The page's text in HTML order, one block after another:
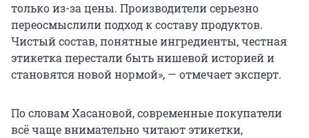
только из-за цены. Производители серьезно
переосмыслили подход к составу продуктов.
Чистый состав, понятные ингредиенты, честная
этикетка перестали быть нишевой историей и
становятся новой нормой», — отмечает эксперт.
По словам Хасановой, современные покупатели
всё чаще внимательно читают этикетки,